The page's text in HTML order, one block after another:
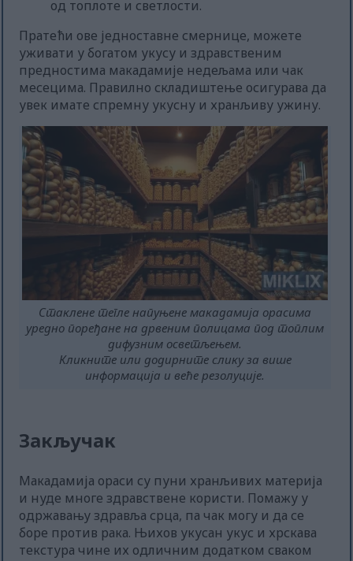
од топлоте и светлости.
Пратећи ове једноставне смернице, можете
уживати у богатом укусу и здравственим
предностима макадамије недељама или чак
месецима. Правилно складиштење осигурава да
увек имате спремну укусну и хранљиву ужину.
Стаклене тегле напуњене макадамија орасима
уредно поређане на дрвеним полицама под топлим
дифузним осветљењем.
Кликните или додирните слику за више
информација и веће резолуције.
Закључак
Макадамија ораси су пуни хранљивих материја
и нуде многе здравствене користи. Помажу у
одржавању здравља срца, па чак могу и да се
боре против рака. Њихов укусан укус и хрскава
текстура чине их одличним додатком сваком